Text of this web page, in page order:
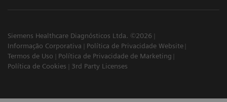
Siemens Healthcare Diagnósticos Ltda. ©2026
Informação Corporativa
Política de Privacidade Website
Termos de Uso
Política de Privacidade de Marketing
Política de Cookies
3rd Party Licenses